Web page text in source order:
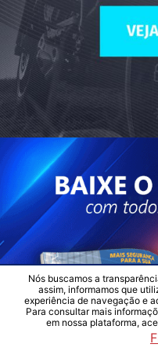
Nós buscamos a
assim, informamos que
experiência de navegação e
Para consultar mais
em nossa plataforma,